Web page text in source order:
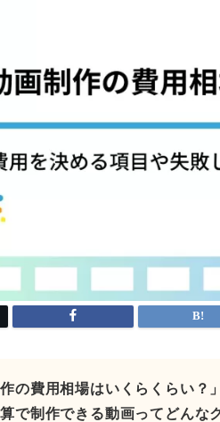
作の費用相場はいくらくらい？」
算で制作できる動画ってどんな